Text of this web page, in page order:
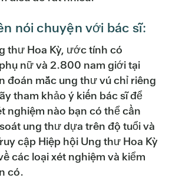
nói chuyện với bác sĩ:
thư Hoa Kỳ, ước tính có
nữ và 2.800 nam giới tại
đoán mắc ung thư vú chỉ riêng
tham khảo ý kiến bác sĩ để
nghiệm nào bạn có thể cần
ung thư dựa trên độ tuổi và
cập Hiệp hội Ung thư Hoa Kỳ
các loại xét nghiệm và kiểm
có.